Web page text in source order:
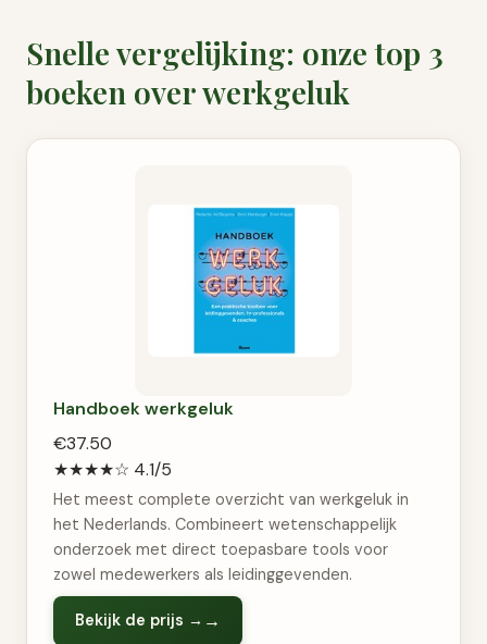
Snelle vergelijking: onze top 3
boeken over werkgeluk
Handboek werkgeluk
€37.50
★★★★☆ 4.1/5
Het meest complete overzicht van werkgeluk in
het Nederlands. Combineert wetenschappelijk
onderzoek met direct toepasbare tools voor
zowel medewerkers als leidinggevenden.
Bekijk de prijs →